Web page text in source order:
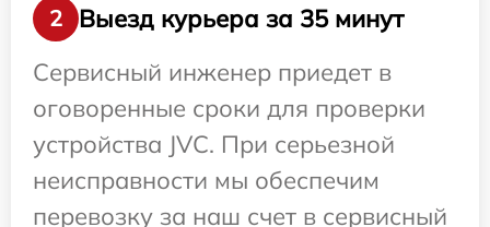
2
Выезд курьера за 35 минут
Сервисный инженер приедет в
оговоренные сроки для проверки
устройства JVC. При серьезной
неисправности мы обеспечим
перевозку за наш счет в сервисный